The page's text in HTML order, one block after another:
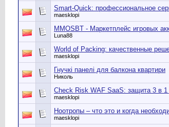
Smart-Quick: профессиональное
maesklopi
MMOSBT - Маркетплейс игровых
Luna88
World of Packing: качественные
maesklopi
Гнучкі панелі для балкона квартири
Николь
Check Risk WAF SaaS: защита 3 в
maesklopi
Ноотропы – что это и когда
maesklopi